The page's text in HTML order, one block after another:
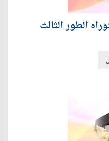
الطور الثالث